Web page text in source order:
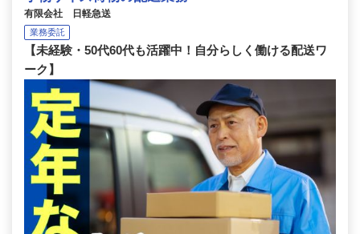
有限会社 日軽急送
業務委託
【未経験・50代60代も活躍中！自分らしく働ける配送ワ
ーク】